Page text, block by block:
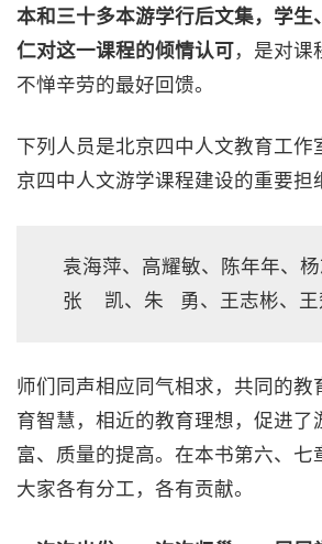
本和三十多本游学行后文集，学生
仁对这一课程的倾情认可，是对课
不惮辛劳的最好回馈。
下列人员是北京四中人文教育工作
京四中人文游学课程建设的重要担
袁海萍、高耀敏、陈年年、
张 凯、朱 勇、王志彬、王
师们同声相应同气相求，共同的教
育智慧，相近的教育理想，促进了
富、质量的提高。在本书第六、七
大家各有分工，各有贡献。